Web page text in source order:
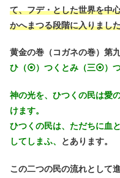
て、フデ・とした世界を中
かへまつる段階に入りまし
黄金の巻（コガネの巻）第
ひ（⦿）つくとみ（三⦿）つ
神の光を、ひつくの民は愛
けます。
ひつくの民は、ただちに血
してしまふ、
とあります。
この二つの民の流れとして